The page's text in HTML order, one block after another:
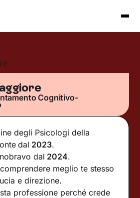
Cognitivo-
degli Psicologi della
dal 2023.
dal 2024.
meglio te stesso
e direzione.
professione perché crede